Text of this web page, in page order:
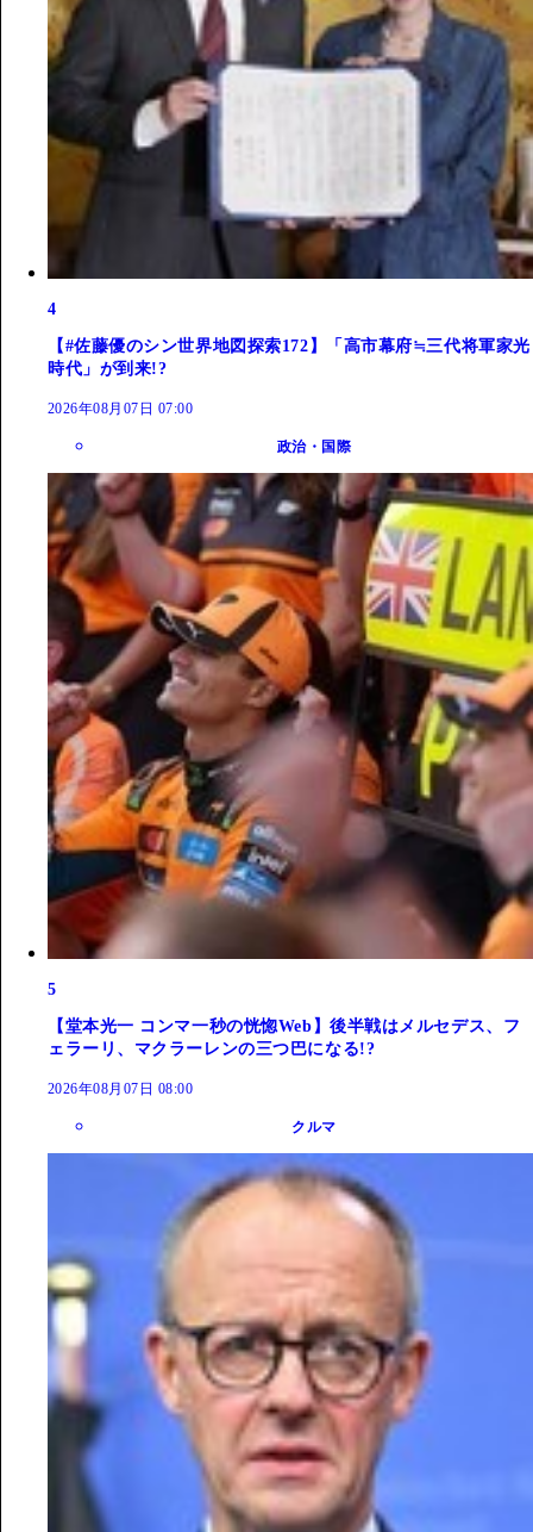
4
【#佐藤優のシン世界地図探索172】「高市幕府≒三代将軍家光
時代」が到来!?
2026年08月07日 07:00
政治・国際
5
【堂本光一 コンマ一秒の恍惚Web】後半戦はメルセデス、フ
ェラーリ、マクラーレンの三つ巴になる!?
2026年08月07日 08:00
クルマ